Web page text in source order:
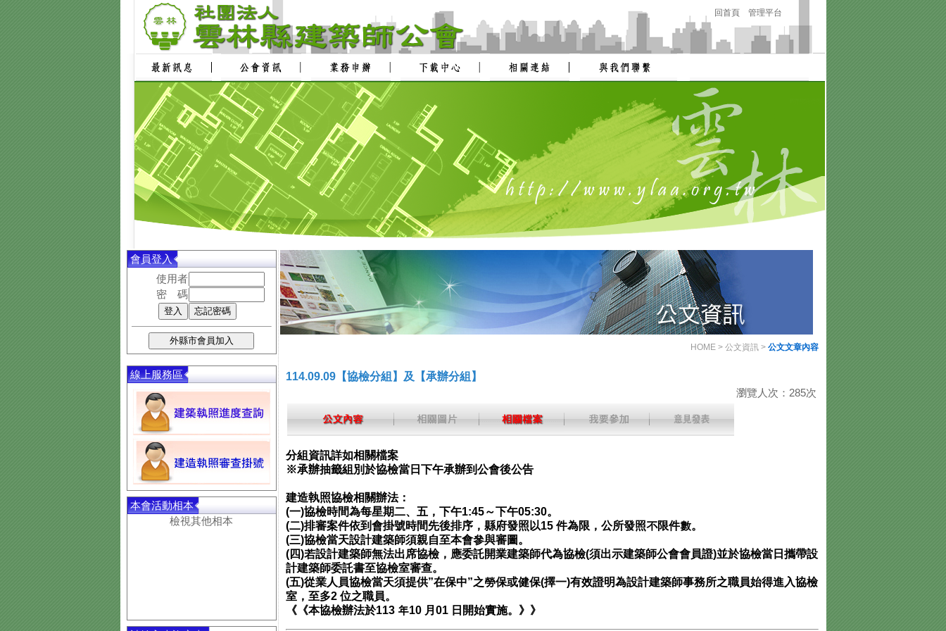
回首頁 管理平台
會員登入
使用者
密 碼
線上服務區
本會活動相本
檢視其他相本
HOME > 公文資訊 > 公文文章內容
114.09.09【協檢分組】及【承辦分組】
瀏覽人次：285次
分組資訊詳如相關檔案
※承辦抽籤組別於協檢當日下午承辦到公會後公告
建造執照協檢相關辦法：
(一)協檢時間為每星期二、五，下午1:45～下午05:30。
(二)排審案件依到會掛號時間先後排序，縣府發照以15 件為限，公所發照不限件數。
(三)協檢當天設計建築師須親自至本會參與審圖。
(四)若設計建築師無法出席協檢，應委託開業建築師代為協檢(須出示建築師公會會員證)並於協檢當日攜帶設
計建築師委託書至協檢室審查。
(五)從業人員協檢當天須提供”在保中”之勞保或健保(擇一)有效證明為設計建築師事務所之職員始得進入協檢
室，至多2 位之職員。
《《本協檢辦法於113 年10 月01 日開始實施。》》